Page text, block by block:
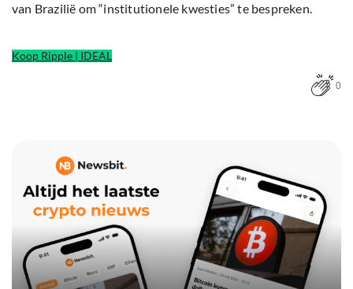
van Brazilië om “institutionele kwesties” te bespreken.
Koop Ripple | IDEAL
0